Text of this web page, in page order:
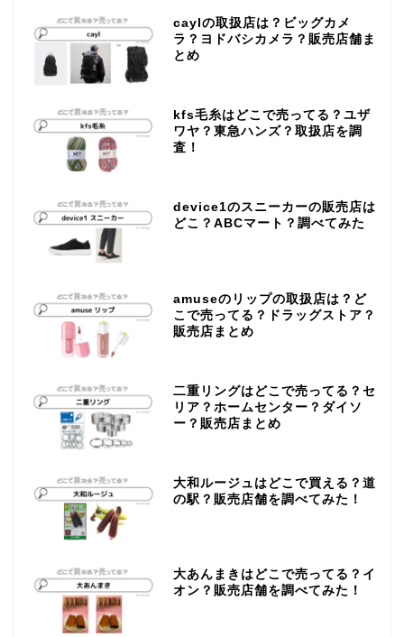
caylの取扱店は？ビッグカメ
ラ？ヨドバシカメラ？販売店舗ま
とめ
kfs毛糸はどこで売ってる？ユザ
ワヤ？東急ハンズ？取扱店を調
査！
device1のスニーカーの販売店は
どこ？ABCマート？調べてみた
amuseのリップの取扱店は？ど
こで売ってる？ドラッグストア？
販売店まとめ
二重リングはどこで売ってる？セ
リア？ホームセンター？ダイソ
ー？販売店まとめ
大和ルージュはどこで買える？道
の駅？販売店舗を調べてみた！
大あんまきはどこで売ってる？イ
オン？販売店舗を調べてみた！